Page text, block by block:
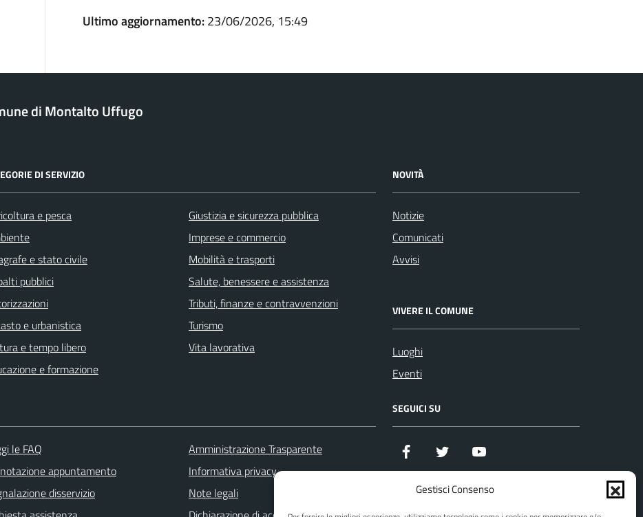
Gestisci Consenso
Ultimo aggiornamento:23/06/2026, 15:49
di Montalto Uffugo
DI SERVIZIO
e pesca
e stato civile
pubblici
e urbanistica
e tempo libero
e formazione
Giustizia e sicurezza pubblica
Imprese e commercio
Mobilità e trasporti
Salute, benessere e assistenza
Tributi, finanze e contravvenzioni
Turismo
Vita lavorativa
NOVITÀ
Notizie
Comunicati
Avvisi
VIVERE IL COMUNE
Luoghi
Eventi
le FAQ
appuntamento
disservizio
Amministrazione Trasparente
Informativa privacy
Note legali
SEGUICI SU
Facebook Twitter